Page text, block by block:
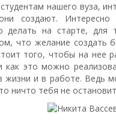
нашего вуза,
создают.
делать на старте,
что желание создать
того, чтобы на нее
это можно
жизни и в работе. Ведь
ничто тебя не остановит